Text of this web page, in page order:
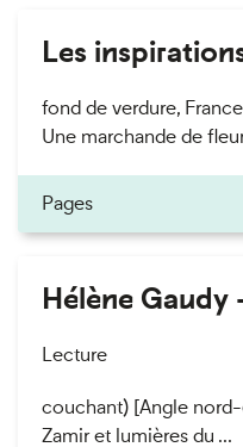
Les
fond de verdure,
Une marchande de
Pages
Hélène Gaudy
Lecture
couchant) [Angle
Zamir et lumières du ...